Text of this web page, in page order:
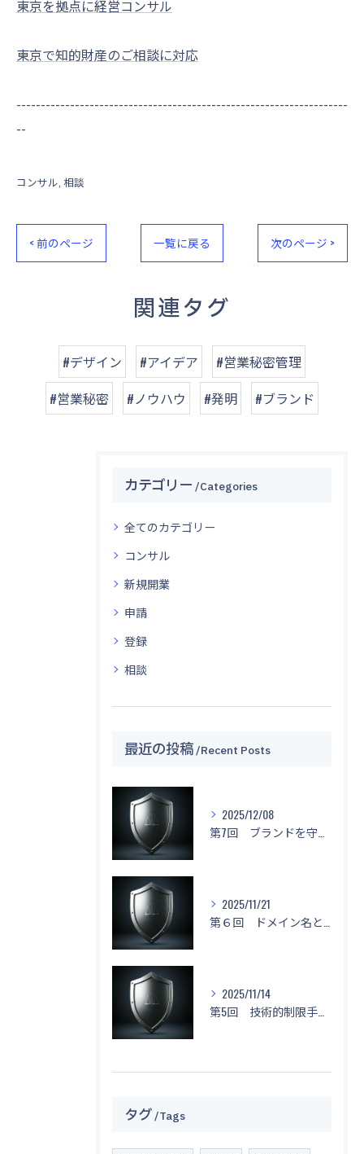
東京を拠点に経営コンサル
東京で知的財産のご相談に対応
--------------------------------------------------------------------
--
コンサル 相談
< 前のページ 一覧に戻る 次のページ >
関連タグ
#デザイン #アイデア
#営業秘密管理
#営業秘密
#ノウハウ #発明 #ブランド
カテゴリー Categories
全てのカテゴリー
コンサル
新規開業
申請
登録
相談
最近の投稿 Recent Posts
2025/12/08
2025/11/21
2025/11/14
タグ Tags